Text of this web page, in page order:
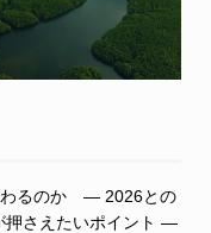
わるのか ― 2026との
押さえたいポイント ―